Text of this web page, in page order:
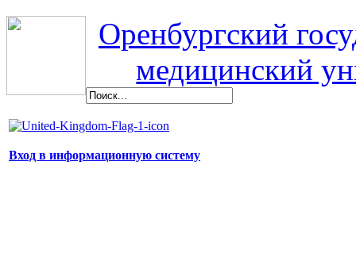
Оренбургский
медицинский
Вход в информационную систему